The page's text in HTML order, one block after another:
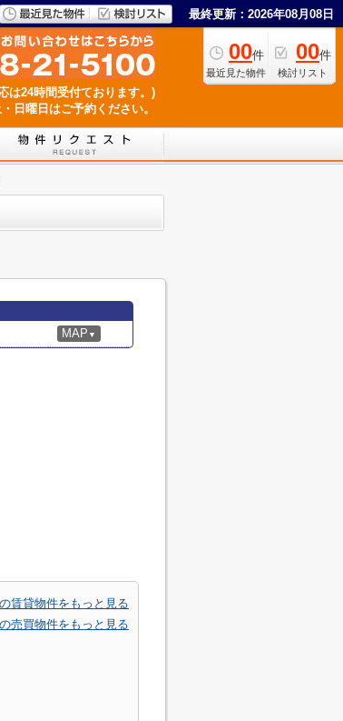
最終更新：2026年08月08日
00件
最近見た物件
00件
検討リスト
は24時間受付ております。)
日曜日はご予約ください。
MAP ▼
賃貸物件をもっと見る
売買物件をもっと見る